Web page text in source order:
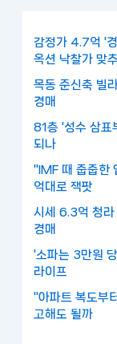
감정가 4.7억 '
옥션 낙찰가 맞
목동 준신축 빌
경매
81층 '성수 삼표
되나
"IMF 때 줍줍한
억대로 잭팟
시세 6.3억 청
경매
'소파는 3만원
라이프
"아파트 복도부
고해도 될까